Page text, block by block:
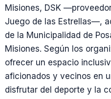
Misiones, DSK
Juego de las Estrellas—,
de la Municipalidad de
Misiones. Según los
ofrecer un espacio
aficionados y vecinos en
disfrutar del deporte y la